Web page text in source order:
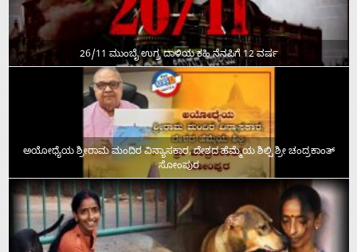
26/11 ಮುಂಬೈ ಉಗ್ರ ದಾಳಿಯ ಕಹಿ ನೆನಪಿಗೆ 12 ವರ್ಷ
ಅಯೋಧ್ಯೆಯ ಶ್ರೀರಾಮ ಮಂದಿರ ವಿನ್ಯಾಸಕಾರ, ದೇಶದ ಹೆಮ್ಮೆಯ ಶಿಲ್ಪಿ ಶ್ರೀ ಚಂದ್ರಕಾಂತ್‌
ಸೋಂಪುರ